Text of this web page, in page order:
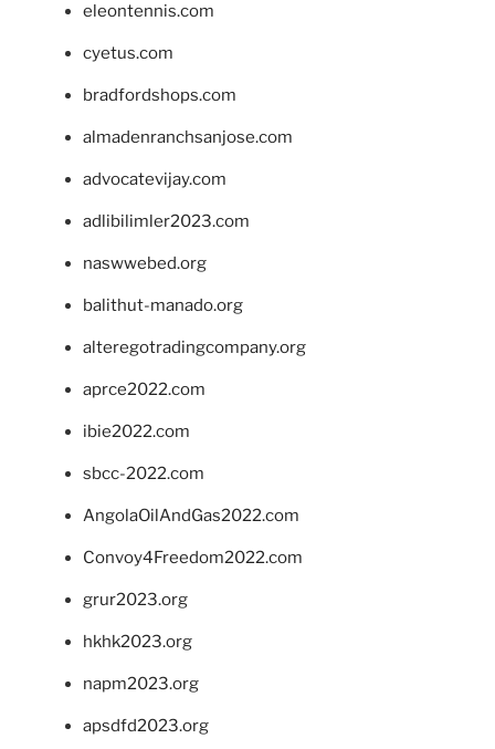
eleontennis.com
cyetus.com
bradfordshops.com
almadenranchsanjose.com
advocatevijay.com
adlibilimler2023.com
naswwebed.org
balithut-manado.org
alteregotradingcompany.org
aprce2022.com
ibie2022.com
sbcc-2022.com
AngolaOilAndGas2022.com
Convoy4Freedom2022.com
grur2023.org
hkhk2023.org
napm2023.org
apsdfd2023.org